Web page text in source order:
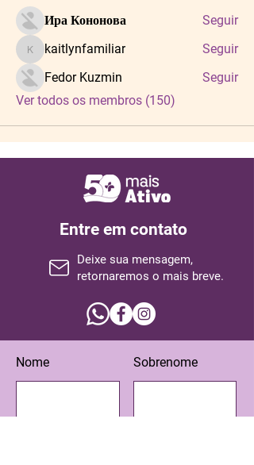
Ира Кононова Seguir
kaitlynfamiliar
kaitlynfamiliar
Seguir
Fedor Kuzmin
Seguir
Ver todos os membros (150)
Entre em contato
Deixe sua mensagem,
retornaremos o mais breve.
Nome Sobrenome